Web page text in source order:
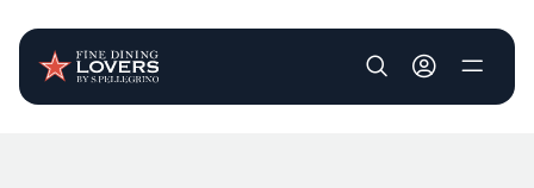
User account